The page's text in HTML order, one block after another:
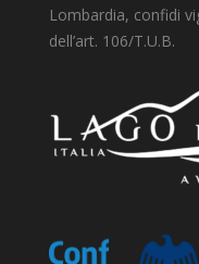
Lombardia, confidi
dell’art. 106/T.U.B.